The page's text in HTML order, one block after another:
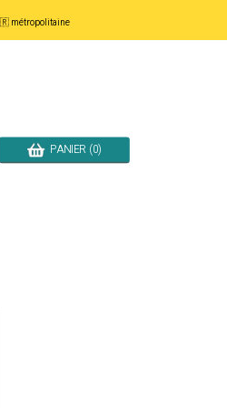
métropolitaine
PANIER (0)